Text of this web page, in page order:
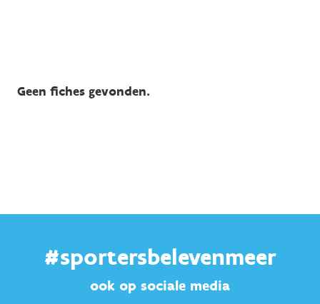
Geen fiches gevonden.
#sportersbelevenmeer
ook op sociale media